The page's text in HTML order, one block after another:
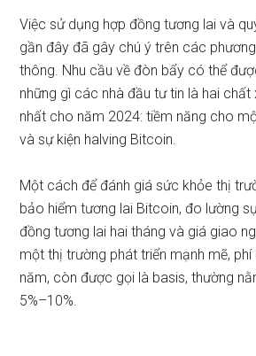
Việc sử dụng hợp đồng tương lai và
gần đây đã gây chú ý trên các
thông. Nhu cầu về đòn bẩy có thể
những gì các nhà đầu tư tin là hai
nhất cho năm 2024: tiềm năng cho
và sự kiện halving Bitcoin.
Một cách để đánh giá sức khỏe thị
bảo hiểm tương lai Bitcoin, đo lường
đồng tương lai hai tháng và giá giao
một thị trường phát triển mạnh mẽ,
năm, còn được gọi là basis, thường
5%–10%.